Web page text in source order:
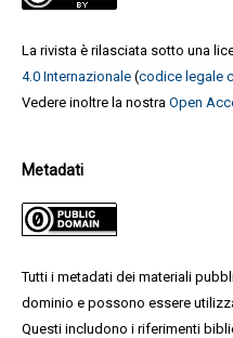
La rivista è rilasciata sotto una
4.0 Internazionale(codice legale
Vedere inoltre la nostra Open
Metadati
Tutti i metadati dei materiali
dominio e possono essere
Questi includono i riferimenti